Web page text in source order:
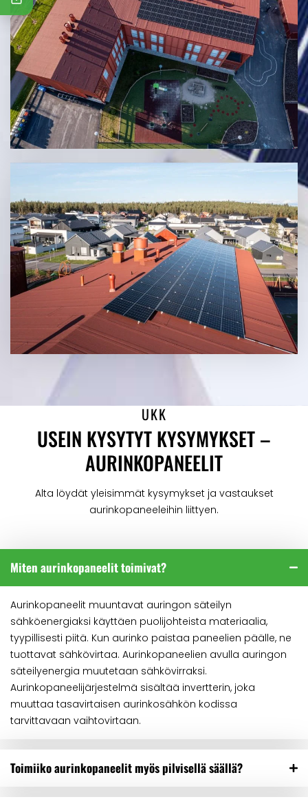
UKK
USEIN KYSYTYT KYSYMYKSET –
AURINKOPANEELIT
Alta löydät yleisimmät kysymykset ja vastaukset
aurinkopaneeleihin liittyen.
Miten aurinkopaneelit toimivat?
Aurinkopaneelit muuntavat auringon säteilyn
sähköenergiaksi käyttäen puolijohteista materiaalia,
tyypillisesti piitä. Kun aurinko paistaa paneelien päälle, ne
tuottavat sähkövirtaa. Aurinkopaneelien avulla auringon
säteilyenergia muutetaan sähkövirraksi.
Aurinkopaneelijärjestelmä sisältää invertterin, joka
muuttaa tasavirtaisen aurinkosähkön kodissa
tarvittavaan vaihtovirtaan.
Toimiiko aurinkopaneelit myös pilvisellä säällä?